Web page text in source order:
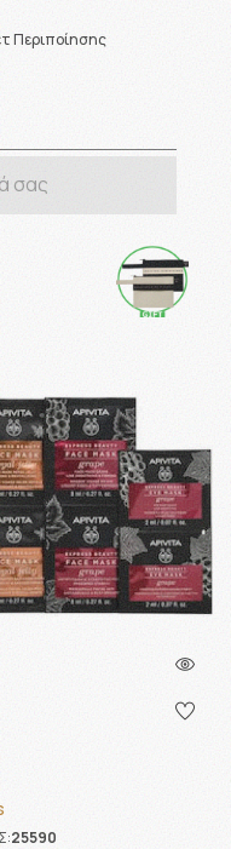
Περιποίησης
σας
25590